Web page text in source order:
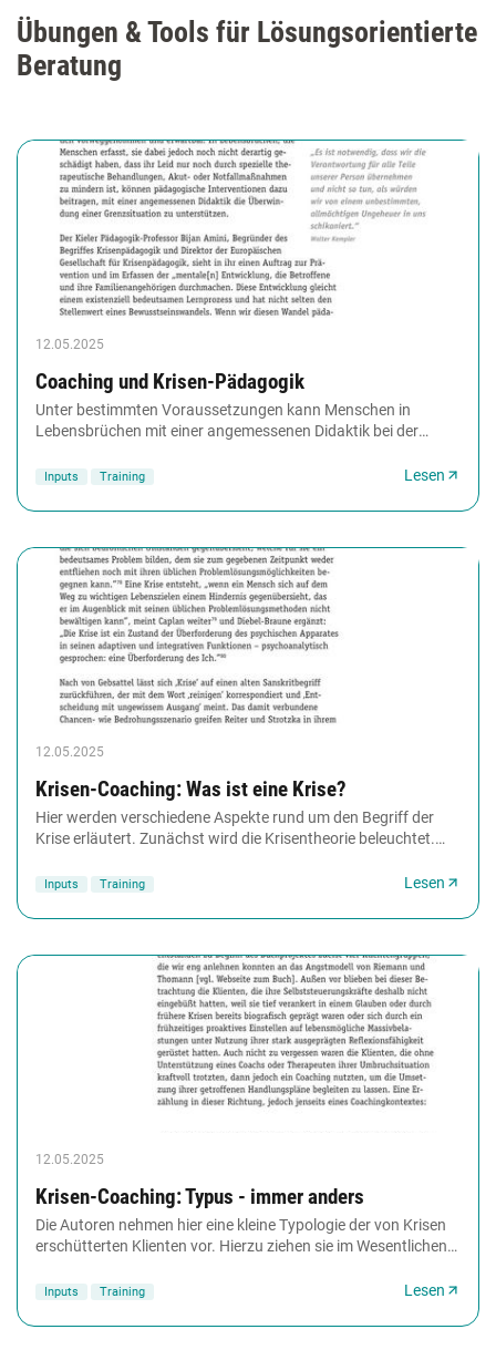
Übungen & Tools für Lösungsorientierte
Beratung
12.05.2025
Coaching und Krisen-Pädagogik
Unter bestimmten Voraussetzungen kann Menschen in
Lebensbrüchen mit einer angemessenen Didaktik bei der
Inputs Training Lesen
12.05.2025
Krisen-Coaching: Was ist eine Krise?
Hier werden verschiedene Aspekte rund um den Begriff der
Krise erläutert. Zunächst wird die Krisentheorie beleuchtet.
Inputs Training Lesen
12.05.2025
Krisen-Coaching: Typus - immer anders
Die Autoren nehmen hier eine kleine Typologie der von Krisen
erschütterten Klienten vor. Hierzu ziehen sie im Wesentlichen
Inputs Training Lesen